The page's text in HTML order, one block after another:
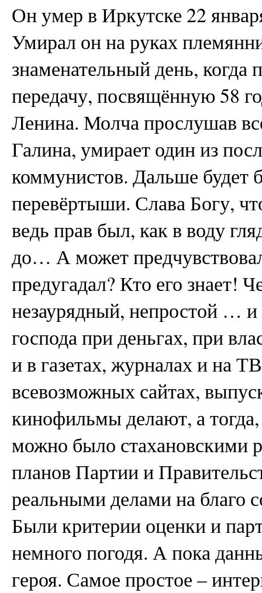
Он умер в Иркутске 22
Умирал он на руках
знаменательный день, когда
передачу, посвящённую 58
Ленина. Молча прослушав
Галина, умирает один из
коммунистов. Дальше будет
перевёртыши. Слава Богу,
ведь прав был, как в воду
до… А может
предугадал? Кто его знает!
незаурядный, непростой …
господа при деньгах, при
и в газетах, журналах и на
всевозможных сайтах,
кинофильмы делают, а
можно было стахановскими
планов Партии и
реальными делами на благо
Были критерии оценки и
немного погодя. А пока
героя. Самое простое –